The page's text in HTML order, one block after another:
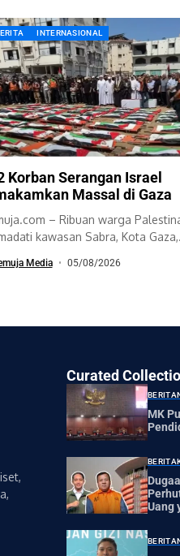
INTERNASIONAL
Korban Serangan Israel
Massal di Gaza
– Ribuan warga
kawasan Sabra, Kota Gaza,
Media 05/08/2026
Curated
BERITA
MK
BERITA
Uang
BERITA